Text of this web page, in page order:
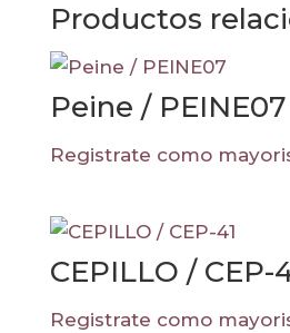
Productos
Peine / PEINE07
Registrate como
CEPILLO / CEP-
Registrate como